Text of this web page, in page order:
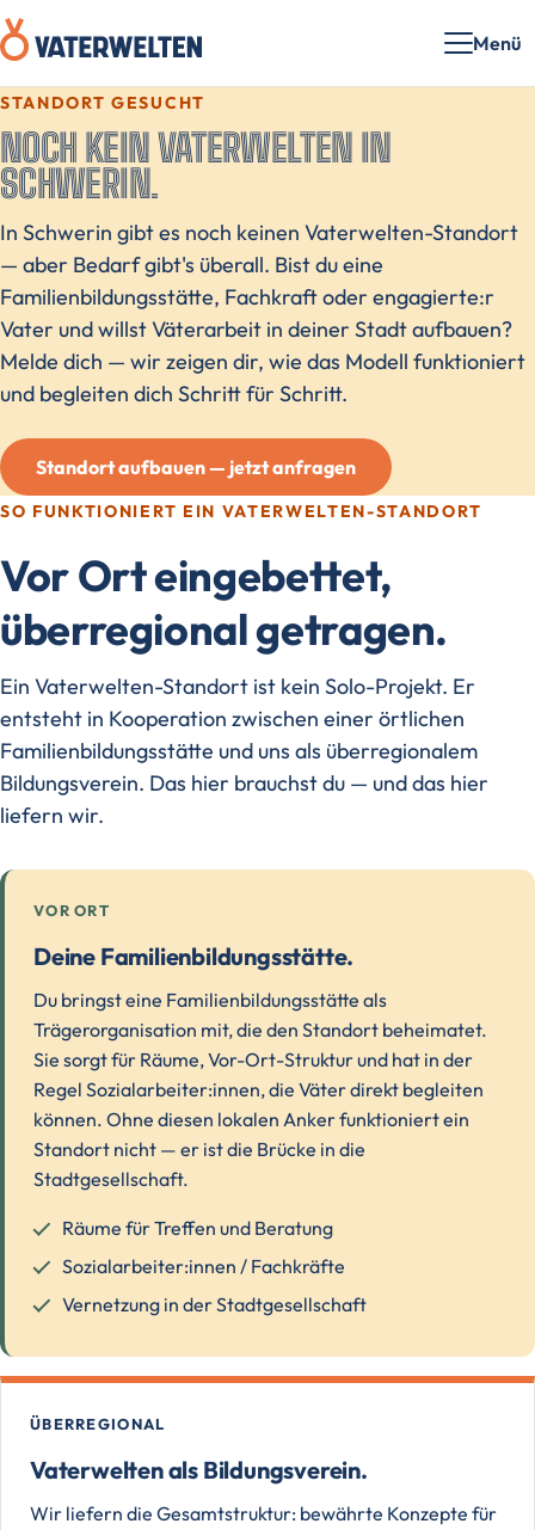
Menü
STANDORT GESUCHT
NOCH KEIN VATERWELTEN IN
SCHWERIN.
In Schwerin gibt es noch keinen Vaterwelten-Standort
— aber Bedarf gibt's überall. Bist du eine
Familienbildungsstätte, Fachkraft oder engagierte:r
Vater und willst Väterarbeit in deiner Stadt aufbauen?
Melde dich — wir zeigen dir, wie das Modell funktioniert
und begleiten dich Schritt für Schritt.
Standort aufbauen — jetzt anfragen
SO FUNKTIONIERT EIN VATERWELTEN-STANDORT
Vor Ort eingebettet,
überregional getragen.
Ein Vaterwelten-Standort ist kein Solo-Projekt. Er
entsteht in Kooperation zwischen einer örtlichen
Familienbildungsstätte und uns als überregionalem
Bildungsverein. Das hier brauchst du — und das hier
liefern wir.
VOR ORT
Deine Familienbildungsstätte.
Du bringst eine Familienbildungsstätte als
Trägerorganisation mit, die den Standort beheimatet.
Sie sorgt für Räume, Vor-Ort-Struktur und hat in der
Regel Sozialarbeiter:innen, die Väter direkt begleiten
können. Ohne diesen lokalen Anker funktioniert ein
Standort nicht — er ist die Brücke in die
Stadtgesellschaft.
Räume für Treffen und Beratung
Sozialarbeiter:innen / Fachkräfte
Vernetzung in der Stadtgesellschaft
ÜBERREGIONAL
Vaterwelten als Bildungsverein.
Wir liefern die Gesamtstruktur: bewährte Konzepte für